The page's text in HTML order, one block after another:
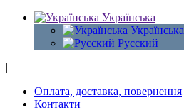
Українська
Українська
Русский
|
Оплата, доставка, повернення
Контакти